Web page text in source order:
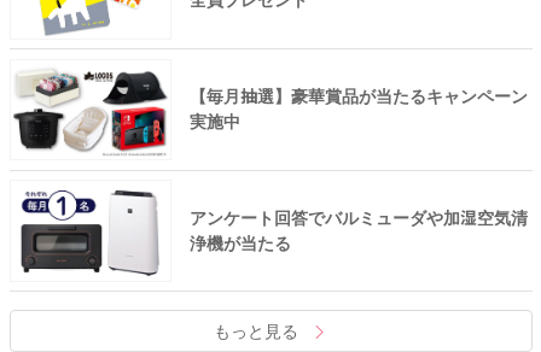
【毎月抽選】豪華賞品が当たるキャンペーン
実施中
アンケート回答でバルミューダや加湿空気清
浄機が当たる
もっと見る